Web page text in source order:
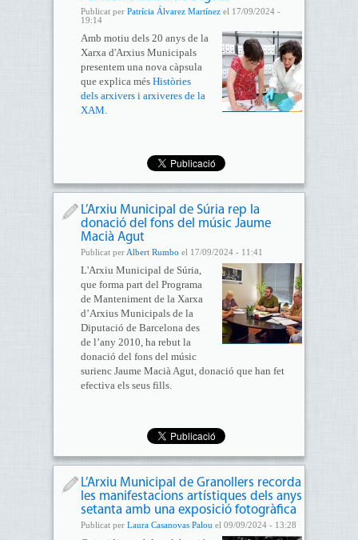
Publicat per Patrícia Álvarez Martínezel 17/09/2024 -
19:14
Amb motiu dels 20 anys de la
Xarxa d'Arxius Municipals
presentem una nova càpsula
que explica més Històries
dels arxivers i arxiveres de la
XAM.
L’Arxiu Municipal de Súria rep la
donació del fons del músic Jaume
Macià Agut
Publicat per Albert Rumbo el 17/09/2024 - 11:41
L'Arxiu Municipal de Súria,
que forma part del Programa
de Manteniment de la Xarxa
d’Arxius Municipals de la
Diputació de Barcelona des
de l’any 2010, ha rebut la
donació del fons del músic
surienc Jaume Macià Agut, donació que han fet
efectiva els seus fills.
L’Arxiu Municipal de Granollers recorda
les manifestacions artístiques dels anys
setanta amb una exposició fotogràfica
Publicat per Laura Casanovas Palou el 09/09/2024 - 13:28